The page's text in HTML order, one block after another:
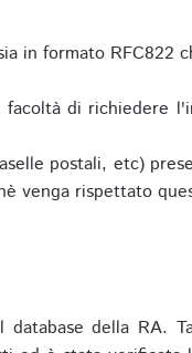
in formato RFC822
di richiedere
postali, etc)
venga rispettato
della RA.